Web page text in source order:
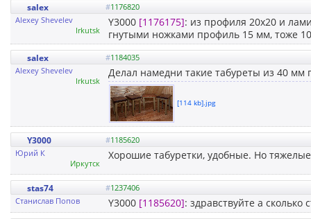
salex #1176820
Alexey Shevelev
Irkutsk
Y3000 [1176175]: из профиля 20х20 и
гнутыми ножками профиль 15 мм, тоже
salex #1184035
Alexey Shevelev
Irkutsk
Делал намедни такие табуреты из 40
[114 kb].jpg
Y3000 #1185620
Юрий К
Иркутск
Хорошие табуретки, удобные. Но
stas74 #1237406
Станислав Попов
Y3000 [1185620]: здравствуйте а сколько